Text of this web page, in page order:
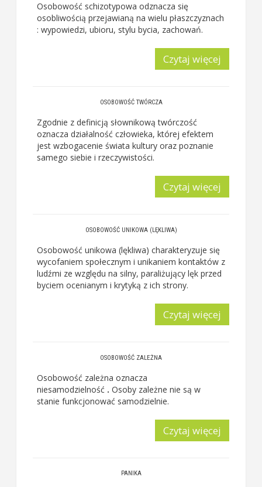
Osobowość schizotypowa odznacza się
osobliwością przejawianą na wielu płaszczyznach
: wypowiedzi, ubioru, stylu bycia, zachowań.
Czytaj więcej
OSOBOWOŚĆ TWÓRCZA
Zgodnie z definicją słownikową twórczość
oznacza działalność człowieka, której efektem
jest wzbogacenie świata kultury oraz poznanie
samego siebie i rzeczywistości.
Czytaj więcej
OSOBOWOŚĆ UNIKOWA (LĘKLIWA)
Osobowość unikowa (lękliwa) charakteryzuje się
wycofaniem społecznym i unikaniem kontaktów z
ludźmi ze względu na silny, paraliżujący lęk przed
byciem ocenianym i krytyką z ich strony.
Czytaj więcej
OSOBOWOŚĆ ZALEŻNA
Osobowość zależna oznacza
niesamodzielność . Osoby zależne nie są w
stanie funkcjonować samodzielnie.
Czytaj więcej
PANIKA